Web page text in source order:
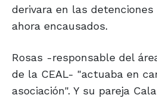
derivara en las
ahora encausados.
Rosas -responsable del
de la CEAL- "actuaba en
asociación". Y su pareja